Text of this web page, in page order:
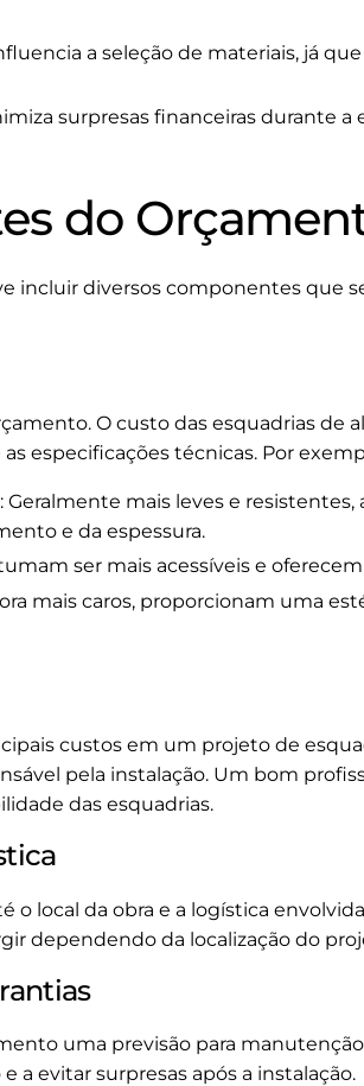
a seleção de materiais, já
surpresas financeiras durante
do
incluir diversos componentes que
O custo das esquadrias de
especificações técnicas. Por
Geralmente mais leves e
e da espessura.
ser mais acessíveis e
mais caros, proporcionam uma
custos em um projeto de
pela instalação. Um bom
das esquadrias.
o local da obra e a logística
dependendo da localização do
uma previsão para manutenção
a evitar surpresas após a instalação.